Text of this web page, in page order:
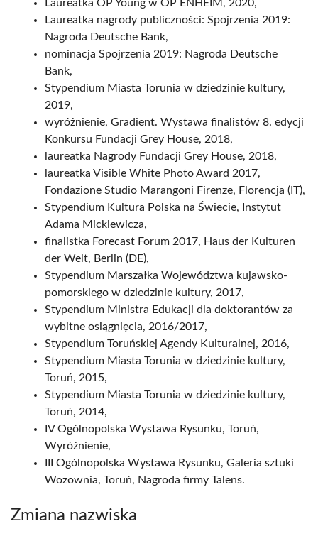
Laureatka OP Young w OP ENHEIM, 2020,
Laureatka nagrody publiczności: Spojrzenia 2019:
Nagroda Deutsche Bank,
nominacja Spojrzenia 2019: Nagroda Deutsche
Bank,
Stypendium Miasta Torunia w dziedzinie kultury,
2019,
wyróżnienie, Gradient. Wystawa finalistów 8. edycji
Konkursu Fundacji Grey House, 2018,
laureatka Nagrody Fundacji Grey House, 2018,
laureatka Visible White Photo Award 2017,
Fondazione Studio Marangoni Firenze, Florencja (IT),
Stypendium Kultura Polska na Świecie, Instytut
Adama Mickiewicza,
finalistka Forecast Forum 2017, Haus der Kulturen
der Welt, Berlin (DE),
Stypendium Marszałka Województwa kujawsko-
pomorskiego w dziedzinie kultury, 2017,
Stypendium Ministra Edukacji dla doktorantów za
wybitne osiągnięcia, 2016/2017,
Stypendium Toruńskiej Agendy Kulturalnej, 2016,
Stypendium Miasta Torunia w dziedzinie kultury,
Toruń, 2015,
Stypendium Miasta Torunia w dziedzinie kultury,
Toruń, 2014,
IV Ogólnopolska Wystawa Rysunku, Toruń,
Wyróżnienie,
III Ogólnopolska Wystawa Rysunku, Galeria sztuki
Wozownia, Toruń, Nagroda firmy Talens.
Zmiana nazwiska